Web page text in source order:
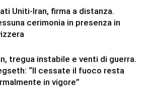
testo
Uniti-Iran, firma a distanza.
cerimonia in presenza in
tregua instabile e venti di guerra.
“Il cessate il fuoco resta
in vigore”